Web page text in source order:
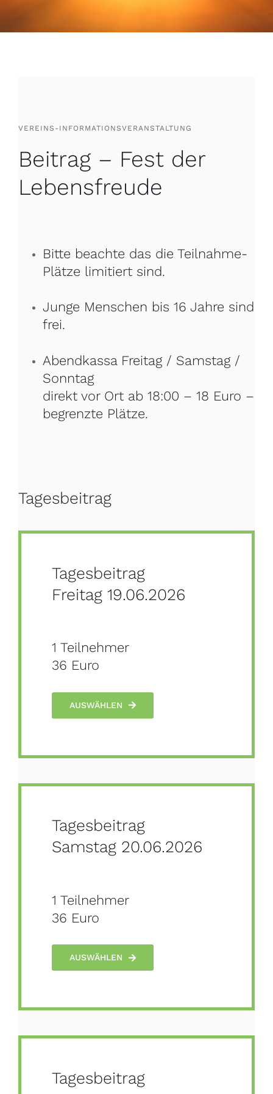
Mitglied werden
Mitgliederbereich
VEREINS-INFORMATIONSVERANSTALTUNG
Beitrag – Fest der
Lebensfreude
Bitte beachte das die Teilnahme-
Plätze limitiert sind.
Junge Menschen bis 16 Jahre sind
frei.
Abendkassa Freitag / Samstag /
Sonntag
direkt vor Ort ab 18:00 – 18 Euro –
begrenzte Plätze.
Tagesbeitrag
Tagesbeitrag
Freitag 19.06.2026
1 Teilnehmer
36 Euro
AUSWÄHLEN
Tagesbeitrag
Samstag 20.06.2026
1 Teilnehmer
36 Euro
AUSWÄHLEN
Tagesbeitrag